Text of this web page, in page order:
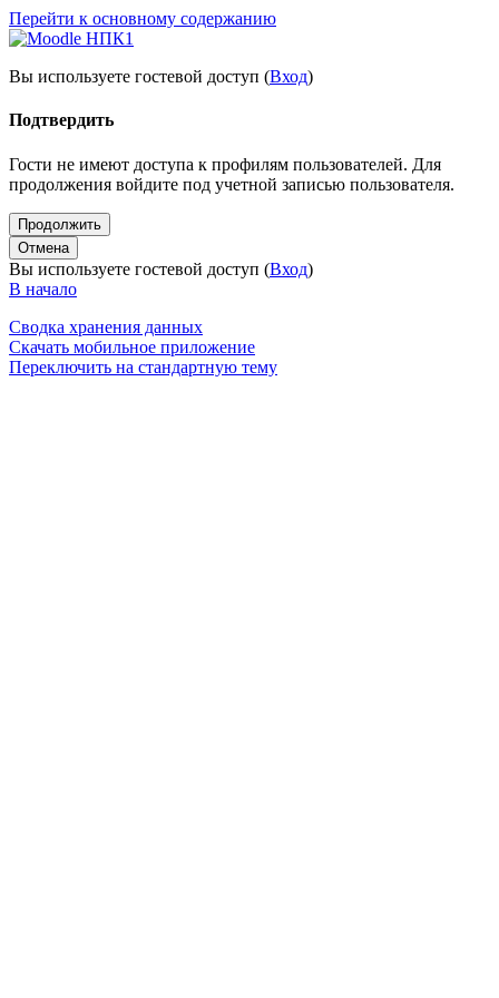
Перейти к основному содержанию
Вы используете гостевой доступ (Вход)
Подтвердить
Гости не имеют доступа к профилям пользователей. Для
продолжения войдите под учетной записью пользователя.
Продолжить
Отмена
Вы используете гостевой доступ (Вход)
В начало
Сводка хранения данных
Скачать мобильное приложение
Переключить на стандартную тему